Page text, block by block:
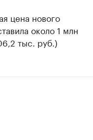
цена нового
около 1 млн
тыс. руб.)